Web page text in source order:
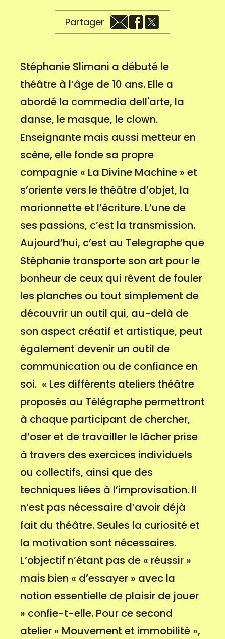
Partager
Stéphanie Slimani a débuté le
théâtre à l’âge de 10 ans. Elle a
abordé la commedia dell'arte, la
danse, le masque, le clown.
Enseignante mais aussi metteur en
scène, elle fonde sa propre
compagnie « La Divine Machine » et
s’oriente vers le théâtre d’objet, la
marionnette et l’écriture. L’une de
ses passions, c’est la transmission.
Aujourd’hui, c’est au Telegraphe que
Stéphanie transporte son art pour le
bonheur de ceux qui rêvent de fouler
les planches ou tout simplement de
découvrir un outil qui, au-delà de
son aspect créatif et artistique, peut
également devenir un outil de
communication ou de confiance en
soi. « Les différents ateliers théâtre
proposés au Télégraphe permettront
à chaque participant de chercher,
d’oser et de travailler le lâcher prise
à travers des exercices individuels
ou collectifs, ainsi que des
techniques liées à l’improvisation. Il
n’est pas nécessaire d’avoir déjà
fait du théâtre. Seules la curiosité et
la motivation sont nécessaires.
L’objectif n’étant pas de « réussir »
mais bien « d’essayer » avec la
notion essentielle de plaisir de jouer
» confie-t-elle. Pour ce second
atelier « Mouvement et immobilité »,